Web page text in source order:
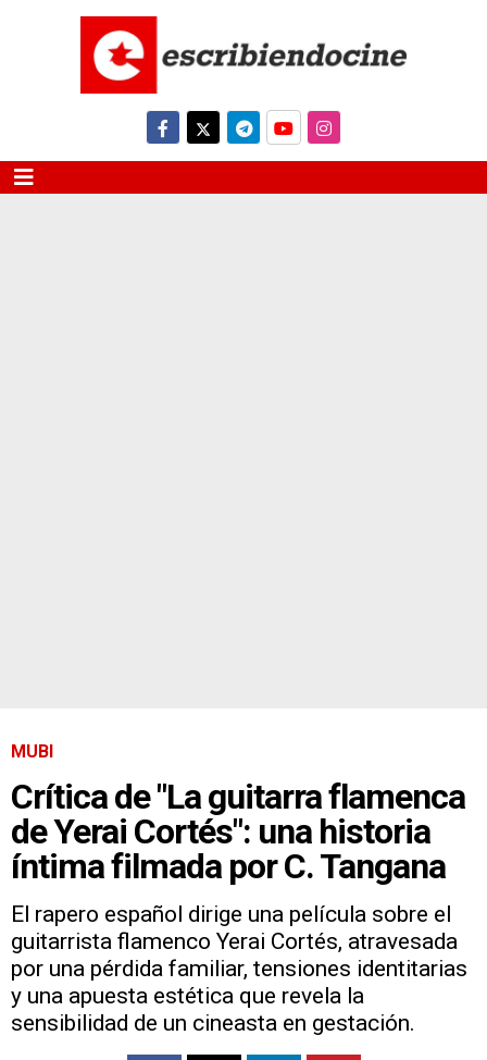
MUBI
Crítica de "La guitarra flamenca
de Yerai Cortés": una historia
íntima filmada por C. Tangana
El rapero español dirige una película sobre el
guitarrista flamenco Yerai Cortés, atravesada
por una pérdida familiar, tensiones identitarias
y una apuesta estética que revela la
sensibilidad de un cineasta en gestación.